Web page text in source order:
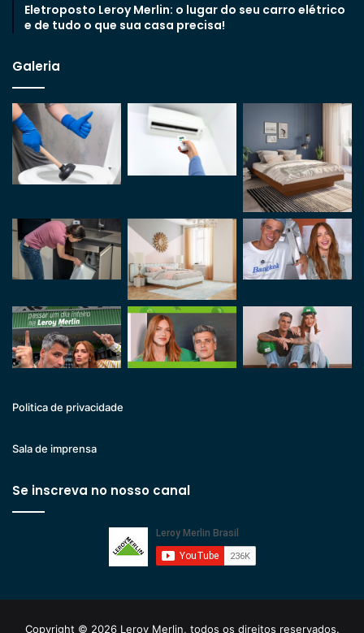
Eletroposto Leroy Merlin: o lugar do seu carro elétrico
e de tudo o que sua casa precisa!
Galeria
Politica de privacidade
Sala de imprensa
Se inscreva no nosso canal
Copyright © 2026 Leroy Merlin, todos os direitos reservados.